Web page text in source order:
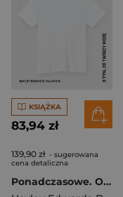
KSIĄŻKA
83,94 zł
139,90 zł - sugerowana
cena detaliczna
Ponadczasowe. O tym, co tworzy modę